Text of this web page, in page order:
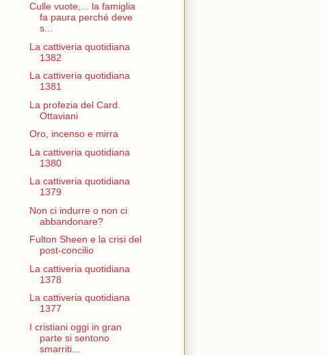
Culle vuote,... la famiglia
fa paura perché deve
s...
La cattiveria quotidiana
1382
La cattiveria quotidiana
1381
La profezia del Card.
Ottaviani
Oro, incenso e mirra
La cattiveria quotidiana
1380
La cattiveria quotidiana
1379
Non ci indurre o non ci
abbandonare?
Fulton Sheen e la crisi del
post-concilio
La cattiveria quotidiana
1378
La cattiveria quotidiana
1377
I cristiani oggi in gran
parte si sentono
smarriti...